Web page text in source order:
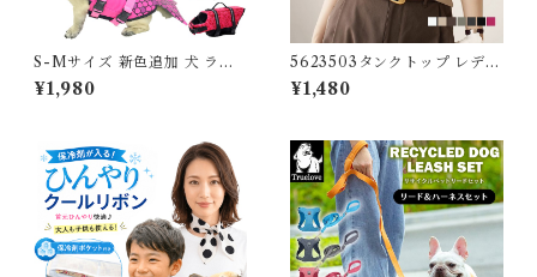
S-Mサイズ 新色追加 犬 ライ
フジャケット 犬用 ドッグ ペッ
ト 安全 安心 超小型犬 小型犬
サップ救命胴衣 KM514G
¥1,980
5623503タンクトップ レディ
ース ノースリーブ ボートネッ
ク 下着 肌着 婦人 インナー ト
イズ シンプル 伸縮性 無地 体
型カバー 春 夏 秋 冬 5623503
スイモク【水沐良品】
¥1,480